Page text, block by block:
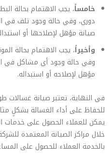
خامساً، يجب الاهتمام بحالة
دوري، وفي حالة وجود تلف في
صيانة مؤهل لإصلاحها أو
وأخيراً، يجب الاهتمام بحالة
وفي حالة وجود أي مشاكل في
مؤهل لإصلاحه أو استبداله.
في النهاية، تعتبر صيانة غسالات
للحفاظ على أداء الغسالة بشكلٍ
يمكن للعملاء الحصول على
خلال مراكز الصيانة المعتمدة
بالخدمة العملاء للحصول على